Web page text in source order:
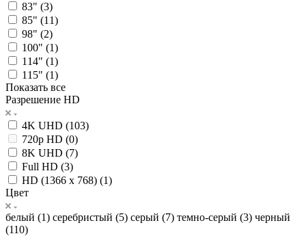
83" (3)
85" (11)
98" (2)
100" (1)
114" (1)
115" (1)
Показать все
Разрешение HD
4K UHD (103)
720p HD (0)
8K UHD (7)
Full HD (3)
HD (1366 x 768) (1)
Цвет
белый (1) серебристый (5) серый (7) темно-серый (3) черный
(110)